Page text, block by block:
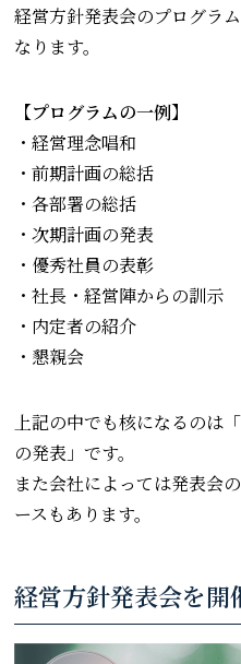
経営方針発表会のプログラ
なります。
【プログラムの一例】
・経営理念唱和
・前期計画の総括
・各部署の総括
・次期計画の発表
・優秀社員の表彰
・社長・経営陣からの訓示
・内定者の紹介
・懇親会
上記の中でも核になるのは
の発表」です。
また会社によっては発表会
ースもあります。
経営方針発表会を開